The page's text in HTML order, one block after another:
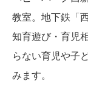
教室。地下鉄「
知育遊び・育児
らない育児や子
みます。